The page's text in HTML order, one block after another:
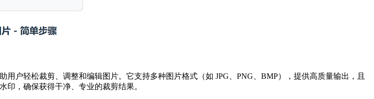
用户轻松裁剪、调整和编辑图片。它支持多种图片格式（如 JPG、PNG、BMP），提供高质量输出，且
印，确保获得干净、专业的裁剪结果。